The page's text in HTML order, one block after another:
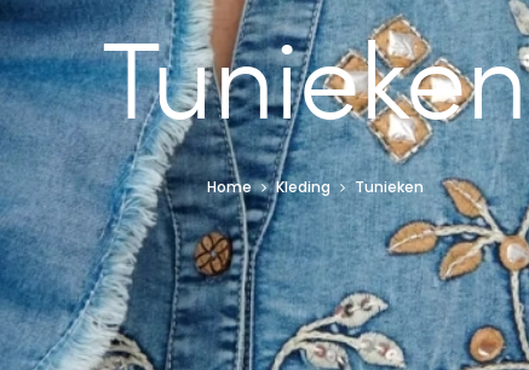
Tunieken
Home Kleding Tunieken